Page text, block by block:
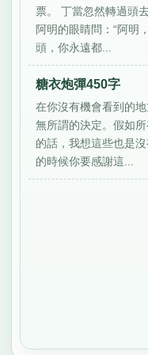
票。 丁當忽然轉過頭
阿明的眼睛問：“阿明
頭，你永遠都...
糖衣炮彈450字
在你沒有機會看到的
無所謂的決定。假如
的話，我想這些也是
的時候你要感謝這...